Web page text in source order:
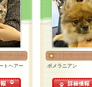
トヘアー
ポメラニアン